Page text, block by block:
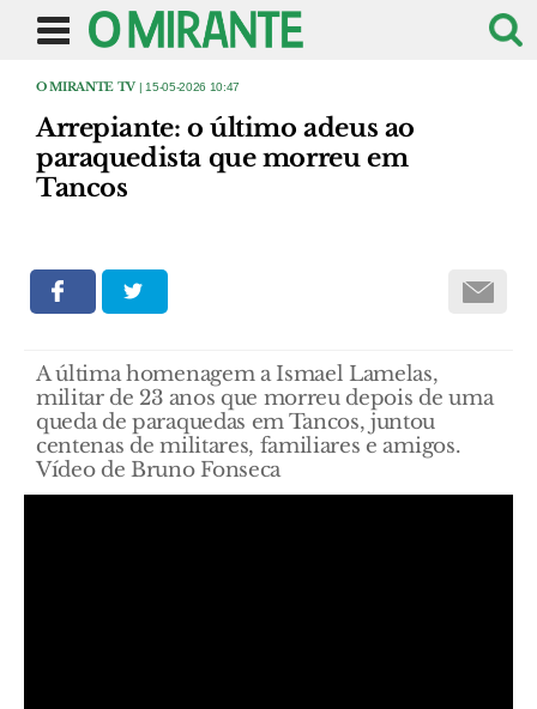
O MIRANTE TV | 15-05-2026 10:47
Arrepiante: o último adeus ao
paraquedista que morreu em
Tancos
A última homenagem a Ismael Lamelas,
militar de 23 anos que morreu depois de uma
queda de paraquedas em Tancos, juntou
centenas de militares, familiares e amigos.
Vídeo de Bruno Fonseca